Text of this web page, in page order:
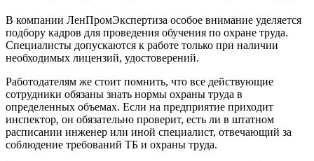
В компании ЛенПромЭкспертиза особое внимание уделяется
подбору кадров для проведения обучения по охране труда.
Специалисты допускаются к работе только при наличии
необходимых лицензий, удостоверений.
Работодателям же стоит помнить, что все действующие
сотрудники обязаны знать нормы охраны труда в
определенных объемах. Если на предприятие приходит
инспектор, он обязательно проверит, есть ли в штатном
расписании инженер или иной специалист, отвечающий за
соблюдение требований ТБ и охраны труда.